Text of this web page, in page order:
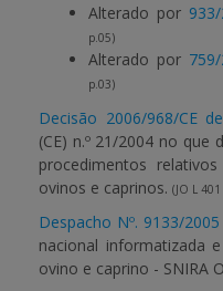
Alterado por
p.05)
Alterado por
p.03)
Decisão 2006/968/CE
(CE) n.º 21/2004 no
procedimentos
ovinos e caprinos. (JO L
Despacho Nº. 9133/
nacional informatizada
ovino e caprino - SNIRA